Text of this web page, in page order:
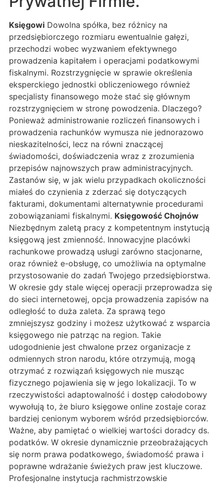
Księgowi Dowolna spółka, bez różnicy na
przedsiębiorczego rozmiaru ewentualnie gałęzi,
przechodzi wobec wyzwaniem efektywnego
prowadzenia kapitałem i operacjami podatkowymi
fiskalnymi. Rozstrzygnięcie w sprawie określenia
eksperckiego jednostki obliczeniowego również
specjalisty finansowego może stać się głównym
rozstrzygnięciem w stronę powodzenia. Dlaczego?
Ponieważ administrowanie rozliczeń finansowych i
prowadzenia rachunków wymusza nie jednorazowo
nieskazitelności, lecz na równi znaczącej
świadomości, doświadczenia wraz z zrozumienia
przepisów najnowszych praw administracyjnych.
Zastanów się, w jak wielu przypadkach okoliczności
miałeś do czynienia z zderzać się dotyczących
fakturami, dokumentami alternatywnie procedurami
zobowiązaniami fiskalnymi. Księgowość Chojnów
Niezbędnym zaletą pracy z kompetentnym instytucją
księgową jest zmienność. Innowacyjne placówki
rachunkowe prowadzą usługi zarówno stacjonarne,
oraz również e-obsługę, co umożliwia na optymalne
przystosowanie do zadań Twojego przedsiębiorstwa.
W okresie gdy stale więcej operacji przeprowadza się
do sieci internetowej, opcja prowadzenia zapisów na
odległość to duża zaleta. Za sprawą tego
zmniejszysz godziny i możesz użytkować z wsparcia
księgowego nie patrząc na region. Takie
udogodnienie jest chwalone przez organizacje z
odmiennych stron narodu, które otrzymują, mogą
otrzymać z rozwiązań księgowych nie musząc
fizycznego pojawienia się w jego lokalizacji. To w
rzeczywistości adaptowalność i dostęp całodobowy
wywołują to, że biuro księgowe online zostaje coraz
bardziej cenionym wyborem wśród przedsiębiorców.
Ważne, aby pamiętać o wielkiej wartości doradcy ds.
podatków. W okresie dynamicznie przeobrażających
się norm prawa podatkowego, świadomość prawa i
poprawne wdrażanie świeżych praw jest kluczowe.
Profesjonalne instytucja rachmistrzowskie